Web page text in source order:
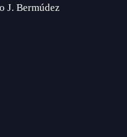
J. Bermúdez